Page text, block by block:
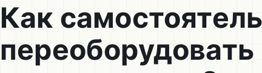
Как
переоборудовать